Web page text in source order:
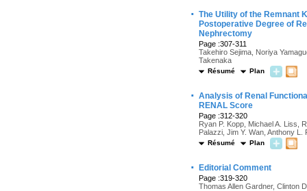
· The Utility of the Remnant
Postoperative Degree of
Nephrectomy
Page :307-311
Takehiro Sejima, Noriya
Takenaka
Résumé Plan
· Analysis of Renal
RENAL Score
Page :312-320
Ryan P. Kopp, Michael A. Liss,
Palazzi, Jim Y. Wan, Anthony
Résumé Plan
· Editorial Comment
Page :319-320
Thomas Allen Gardner, Clinton